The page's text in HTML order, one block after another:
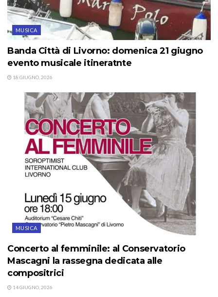
MUSICA
Banda Città di Livorno: domenica 21 giugno
evento musicale itineratnte
18 GIUGNO, 2026
MUSICA
Concerto al femminile: al Conservatorio
Mascagni la rassegna dedicata alle
compositrici
14 GIUGNO, 2026